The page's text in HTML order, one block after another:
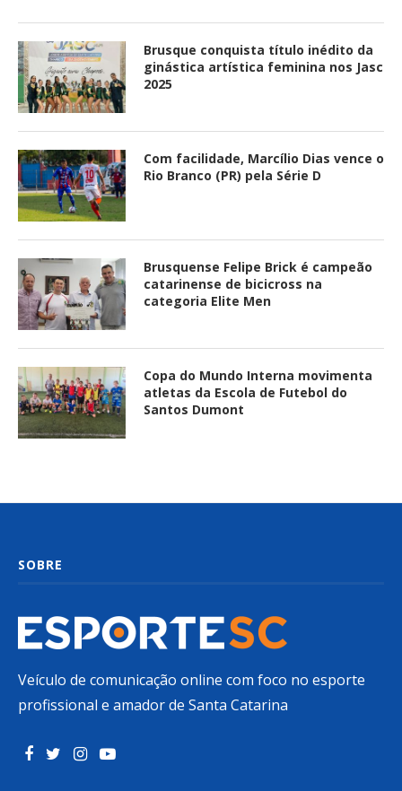
Brusque conquista título inédito da
ginástica artística feminina nos Jasc
2025
Com facilidade, Marcílio Dias vence o
Rio Branco (PR) pela Série D
Brusquense Felipe Brick é campeão
catarinense de bicicross na
categoria Elite Men
Copa do Mundo Interna movimenta
atletas da Escola de Futebol do
Santos Dumont
SOBRE
Veículo de comunicação online com foco no esporte
profissional e amador de Santa Catarina